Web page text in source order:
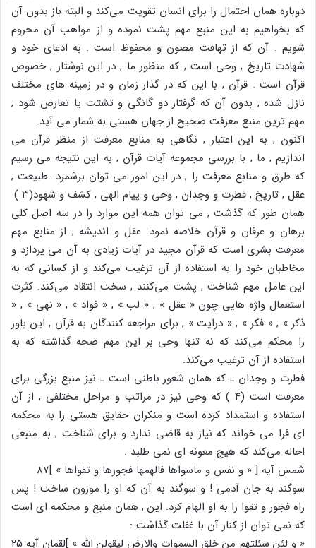
دوباره همان احتمال را برای انسان تقویت می‌کند و البته باز بدون آن
که بخواهیم به این منبع مهم پشت نموده و از مواهب آن محروم
شویم . آن که از تهافت مصون و محفوظ است . به ادعای خود و
شهادت تاریخ , وحی است , که منظور ما , در این نوشتار , خصوص
قرآن است . قرآن , با این که در گذار زمان و در زمینه های مختلف
نازل شده , بدون آن که گرفتار دو گانگی و تشتت یا تعارض شود ,
مهم ترین منبع معرفت صحیح از جهان هستی به شمار می آید.
اکنون , به این اعتبار , نگاهی به منابع معرفت از منظر قرآن می
اندازیم , ما , با بررسی مجموعه آیات قرآن , به این نتیجه می رسیم
که طرق و منابع معرفت را , در این امور می توان برشمرد. طبیعت ,
عقل , تاریخ , فطرت و وجدان , وحی و پیام الهی , کشف و شهود(۳ )
همان طور که گذشت , می توان همه این موارد را در سه اصل کلی
برهان و عرفان و قرآن خلاصه نمود. عقل و اندیشه , از منابع مهم
معرفت بشری است که قرآن مجید در آیات زیادی به آن می پردازد و
مخاطبان خود را به استفاده از آن ترغیب می‌کند و از کسانی که به
این عامل مهم شناخت , پشت می‌کنند , سخت انتقاد می‌کند. کثرت
استعمال واژه هایی چون « عقل » , « لب » , « فواد » , « نهی » , «
ذکر » , « فکر » , « درایت » , برای مراجعه کنندگان به قرآن , این باور
را محکم می‌کند که نه تنها وحی بر این مهم صحه گذاشته که به
استفاده از آن ترغیب می‌کند.
فطرت و وجدان ـ که همان شعور باطنی است ـ نیز منبع بزرگی برای
معرفت است (۴ ) که وحی نیز در مراتب و مراحل مختلفی , از آن
استفاده و استمداد کرده است و منکران حقایق هستی را به محکمه
ای فرا می خواند که نیاز به قاضی ندارد و برای شناخت , به منبعی
احاله می‌کند که هیچ معونه ای نمی طلبد :
شمس آیه [ « و نفس و ماسواها فالهمها فجورها و تقواها » ]87
سوگند به جان آدمی ! و سوگند به آن که او را موزون ساخت ! پس
راه فجور و تقوا را به او الهام کرد. این , همان منبع و محکمه ای است
که نمی توان از کنار آن با غفلت گذاشت :
« و لئن سئلتهم من خلق السموات والارض لیقولن الله » ]لقمان آیه ۲۵